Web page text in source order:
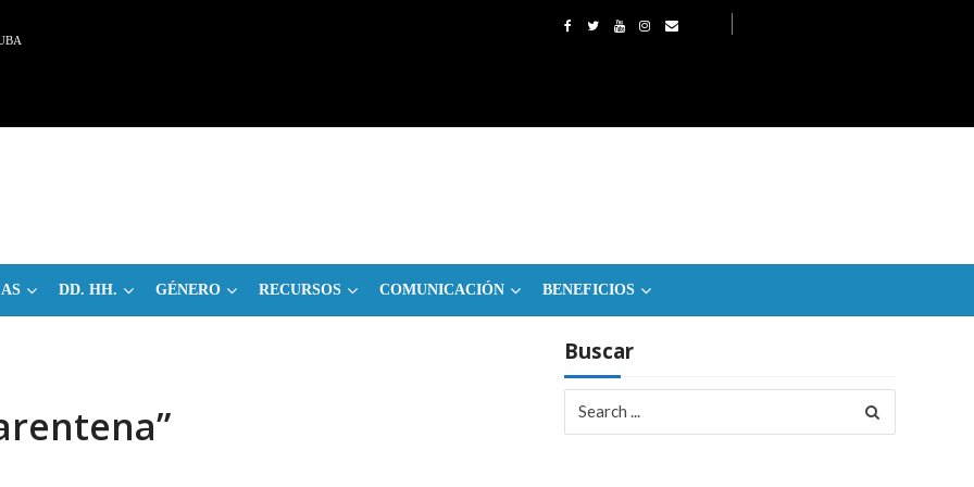
DD. HH. GÉNERO RECURSOS COMUNICACIÓN BENEFICIOS
Buscar
for: